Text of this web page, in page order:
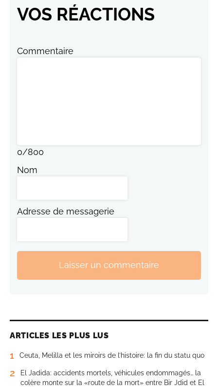
VOS RÉACTIONS
Commentaire
0/800
Nom
Adresse de messagerie
Laisser un commentaire
ARTICLES LES PLUS LUS
1 Ceuta, Melilla et les miroirs de l’histoire: la fin du statu quo
2
El Jadida: accidents mortels, véhicules endommagés… la
colère monte sur la «route de la mort» entre Bir Jdid et El